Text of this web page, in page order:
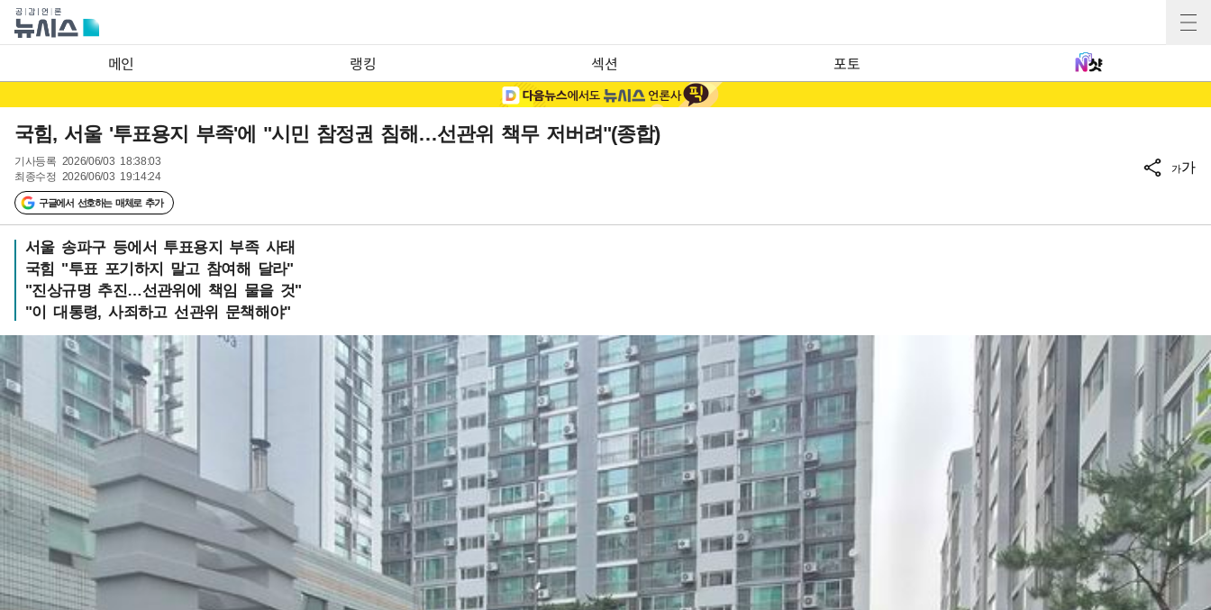
메인 랭킹 섹션 포토
국힘, 서울 '투표용지 부족'에 "시민 참정권 침해…선관위 책무 저버려"(종합)
기사등록 2026/06/03 18:38:03
최종수정 2026/06/03 19:14:24
구글에서 선호하는 매체로 추가
가가
서울 송파구 등에서 투표용지 부족 사태
국힘 "투표 포기하지 말고 참여해 달라"
"진상규명 추진…선관위에 책임 물을 것"
"이 대통령, 사죄하고 선관위 문책해야"